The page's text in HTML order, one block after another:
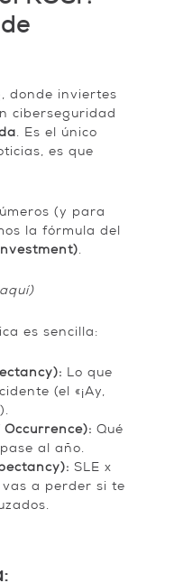
donde inviertes
ciberseguridad
. Es el único
es que
(y para
la fórmula del
.
es sencilla:
Lo que
(el «¡Ay,
Qué
al año.
SLE x
vas a perder si te